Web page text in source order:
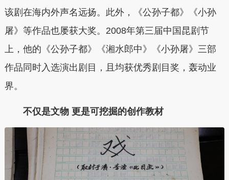
该剧在海内外声名远扬。此外，《公孙子都》《小孙
屠》等作品也屡获大奖。2008年第三届中国昆剧节
上，他的《公孙子都》《湘水郎中》《小孙屠》三部
作品同时入选演出剧目，且均获优秀剧目奖，轰动业
界。
不仅是文物 更是可挖掘的创作教材